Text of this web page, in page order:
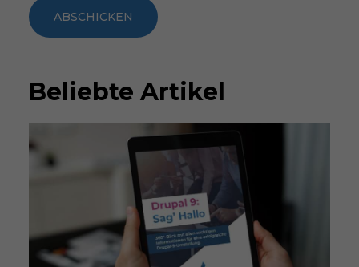
ABSCHICKEN
Beliebte Artikel